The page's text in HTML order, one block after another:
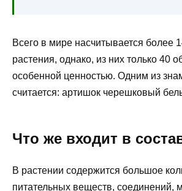
Всего в мире насчитывается более
растения, однако, из них только 40
особенной ценностью. Одним из
считается: артишок черешковый
Что же входит в
В растении содержится большое
питательных веществ, соединений,